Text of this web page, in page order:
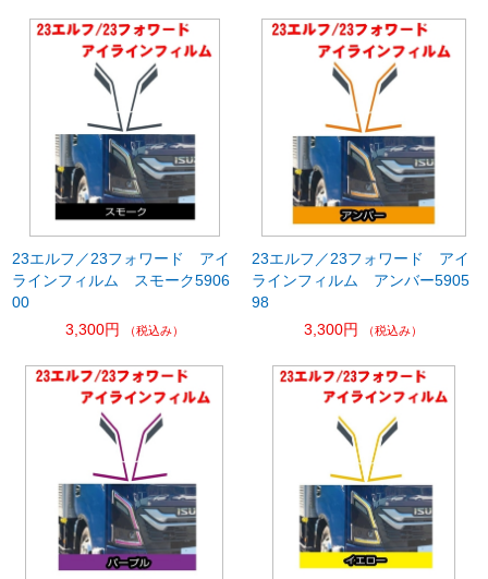
23エルフ／23フォワード アイ
ラインフィルム スモーク5906
00
3,300円
（税込み）
23エルフ／23フォワード アイ
ラインフィルム アンバー5905
98
3,300円
（税込み）